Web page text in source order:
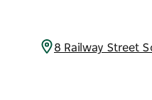
8 Railway Street